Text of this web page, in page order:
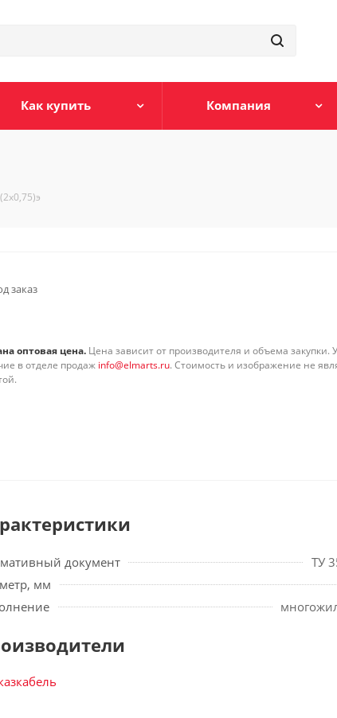
Как купить Компания
заказ
оптовая цена. Цена зависит от производителя и объема закупки.
в отделе продаж info@elmarts.ru. Стоимость и изображение не
документ
ТУ
мм